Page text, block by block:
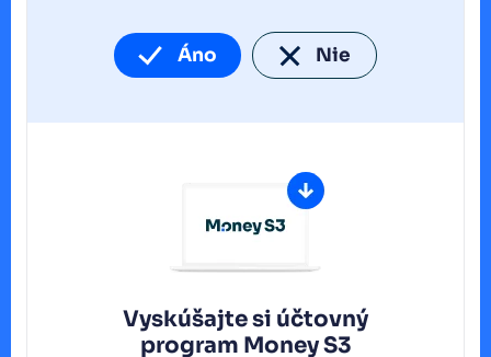
Áno Nie
Vyskúšajte si účtovný
program Money S3